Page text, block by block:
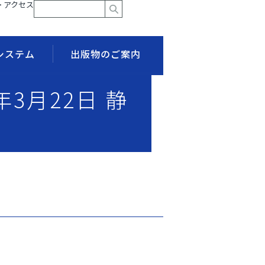
アクセス
ステム 出版物のご案内
3月22日 静